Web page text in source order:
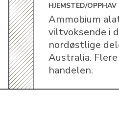
HJEMSTED/OPPHAV
Ammobium
viltvoksende i
nordøstlige
Australia.
handelen.